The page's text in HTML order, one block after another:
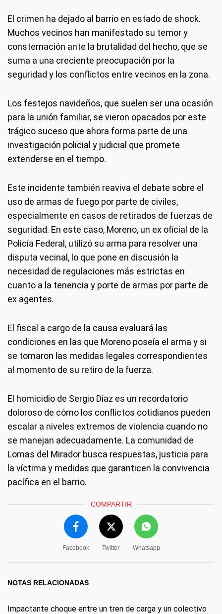
El crimen ha dejado al barrio en estado de shock.
Muchos vecinos han manifestado su temor y
consternación ante la brutalidad del hecho, que se
suma a una creciente preocupación por la
seguridad y los conflictos entre vecinos en la zona.
Los festejos navideños, que suelen ser una ocasión
para la unión familiar, se vieron opacados por este
trágico suceso que ahora forma parte de una
investigación policial y judicial que promete
extenderse en el tiempo.
Este incidente también reaviva el debate sobre el
uso de armas de fuego por parte de civiles,
especialmente en casos de retirados de fuerzas de
seguridad. En este caso, Moreno, un ex oficial de la
Policía Federal, utilizó su arma para resolver una
disputa vecinal, lo que pone en discusión la
necesidad de regulaciones más estrictas en
cuanto a la tenencia y porte de armas por parte de
ex agentes.
El fiscal a cargo de la causa evaluará las
condiciones en las que Moreno poseía el arma y si
se tomaron las medidas legales correspondientes
al momento de su retiro de la fuerza.
El homicidio de Sergio Díaz es un recordatorio
doloroso de cómo los conflictos cotidianos pueden
escalar a niveles extremos de violencia cuando no
se manejan adecuadamente. La comunidad de
Lomas del Mirador busca respuestas, justicia para
la víctima y medidas que garanticen la convivencia
pacífica en el barrio.
COMPARTIR
Facebook Twitter Whatsapp
NOTAS RELACIONADAS
Impactante choque entre un tren de carga y un colectivo